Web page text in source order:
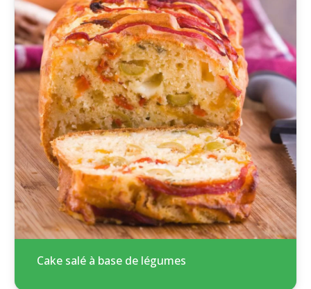
Cake salé à base de légumes